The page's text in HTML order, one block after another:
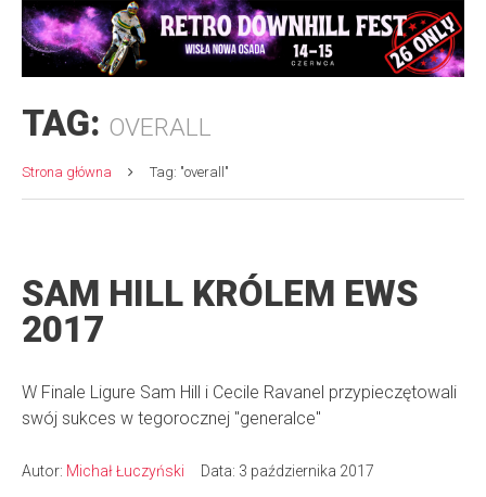
TAG: OVERALL
Strona główna Tag: "overall"
SAM HILL KRÓLEM EWS
2017
W Finale Ligure Sam Hill i Cecile Ravanel przypieczętowali
swój sukces w tegorocznej "generalce"
Autor: Michał Łuczyński Data: 3 października 2017